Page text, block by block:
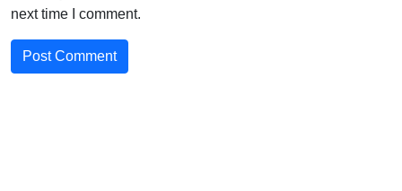
next time I comment.